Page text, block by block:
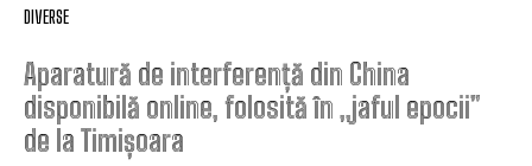
DIVERSE
Aparatură de interferență din China
disponibilă online, folosită în „jaful epocii”
de la Timișoara